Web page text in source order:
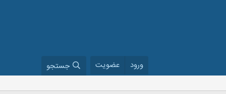
ورود عضویت جستجو